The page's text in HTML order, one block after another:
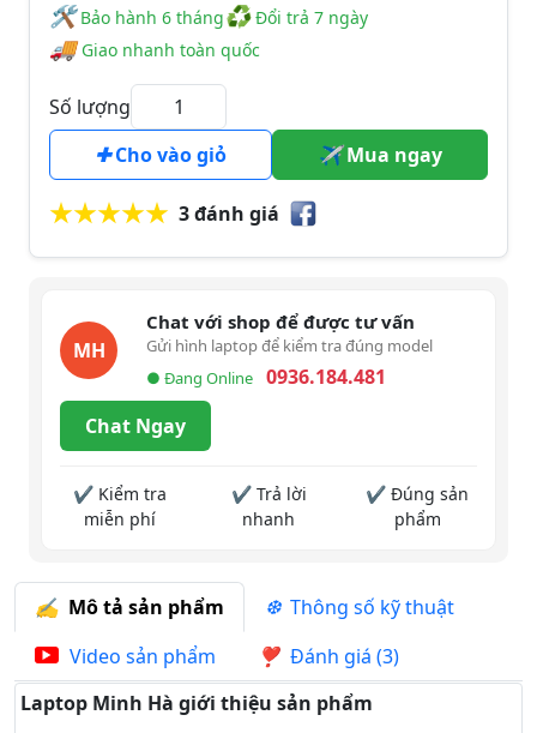
🛠️️ Bảo hành 6 tháng♻Đổi trả 7 ngày
🚚Giao nhanh toàn quốc
Số lượng
Cho vào giỏ
Mua ngay
3 đánh giá
MH
Chat với shop để được tư vấn
Gửi hình laptop để kiểm tra đúng model
● Đang Online
0936.184.481
Chat Ngay
✔ Kiểm tra
miễn phí
✔ Trả lời
nhanh
✔ Đúng sản
phẩm
Mô tả sản phẩm
Thông số kỹ thuật
Video sản phẩm
Đánh giá (3)
Laptop Minh Hà giới thiệu sản phẩm